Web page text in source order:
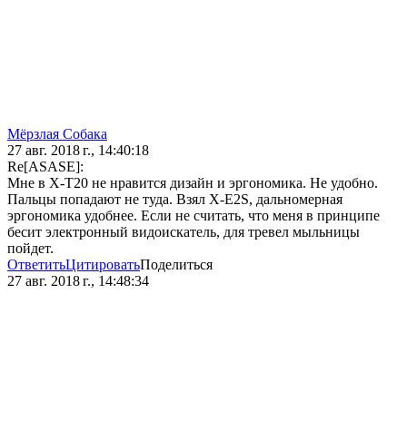
Мёрзлая Собака
27 авг. 2018 г., 14:40:18
Re[ASASE]:
Мне в Х-Т20 не нравится дизайн и эргономика. Не удобно.
Пальцы попадают не туда. Взял Х-Е2S, дальномерная
эргономика удобнее. Если не считать, что меня в принципе
бесит электронный видоискатель, для тревел мыльницы
пойдет.
ОтветитьЦитироватьПоделиться
27 авг. 2018 г., 14:48:34